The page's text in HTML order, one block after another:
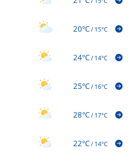
20°C/15°C
24°C/14°C
25°C/16°C
28°C/17°C
22°C/14°C